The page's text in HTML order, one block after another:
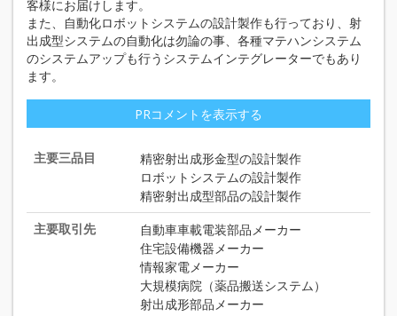
客様にお届けします。
また、自動化ロボットシステムの設計製作も行っており、射
出成型システムの自動化は勿論の事、各種マテハンシステム
のシステムアップも行うシステムインテグレーターでもあり
ます。
書（ポストカード）貼合装置の製造販売も行っており、この
分野での国内シェアは９０％を超えています。
【金型】
3D-CAD/CAMによる金型設計や高速マシニング加工を駆使
し、マグネシウム合金成形用精密金型を初め、プラスチック
用精密金型等を製作。通信機器・電子部品・輸送機器電装品
等の多くの製品を生み出す精密金型・精密治具の設計・製
造・販売を行っています。
エンジニアリングプラスチックとマグネシウム合金を材料と
PRコメントを表示する
主要三品目
精密射出成形金型の設計製作
ロボットシステムの設計製作
精密射出成型部品の設計製作
主要取引先
自動車車載電装部品メーカー
住宅設備機器メーカー
情報家電メーカー
大規模病院（薬品搬送システム）
射出成形部品メーカー